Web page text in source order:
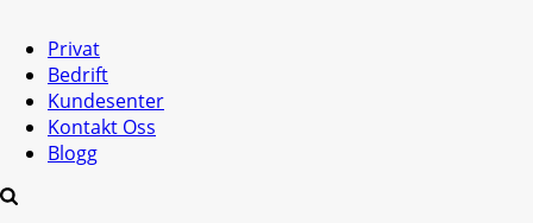
Privat
Bedrift
Kundesenter
Kontakt Oss
Blogg